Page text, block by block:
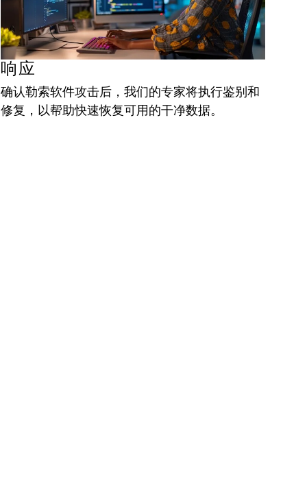
响应
确认勒索软件攻击后，我们的专家将执行鉴别和
修复，以帮助快速恢复可用的干净数据。